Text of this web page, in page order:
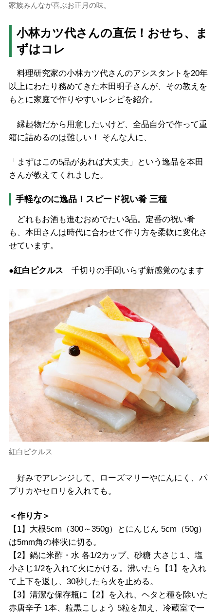
家族みんなが喜ぶお正月の味。
小林カツ代さんの直伝！おせち、ま
ずはコレ
料理研究家の小林カツ代さんのアシスタントを20年
以上にわたり務めてきた本田明子さんが、その教えを
もとに家庭で作りやすいレシピを紹介。
縁起物だから用意したいけど、全品自分で作って重
箱に詰めるのは難しい！ そんな人に、
「まずはこの5品があれば大丈夫」という逸品を本田
さんが教えてくれました。
手軽なのに逸品！スピード祝い肴 三種
どれもお酒も進むおめでたい3品。定番の祝い肴
も、本田さんは時代に合わせて作り方を柔軟に変化さ
せています。
●紅白ピクルス 千切りの手間いらず新感覚のなます
紅白ピクルス
好みでアレンジして、ローズマリーやにんにく、パ
プリカやセロリを入れても。
＜作り方＞
【1】大根5cm（300～350g）とにんじん 5cm（50g）
は5mm角の棒状に切る。
【2】鍋に米酢・水 各1/2カップ、砂糖 大さじ１、塩
小さじ1/2を入れて火にかける。沸いたら【1】を入れ
て上下を返し、30秒したら火を止める。
【3】清潔な保存瓶に【2】を入れ、ヘタと種を除いた
赤唐辛子 1本、粒黒こしょう 5粒を加え、冷蔵室で一